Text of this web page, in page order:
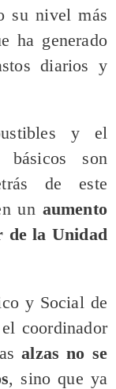
su nivel más
ha generado
diarios y
y el
básicos son
de este
un aumento
de la Unidad
y Social de
coordinador
alzas no se
, sino que ya